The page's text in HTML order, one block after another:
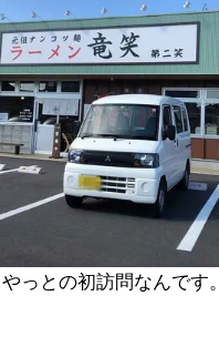
っとの初訪問なんです。